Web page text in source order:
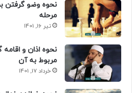
نحوه وضو گرفتن
مرحله
تیر 16, 1401
نحوه اذان و
مربوط به آن
خرداد 17, 1401